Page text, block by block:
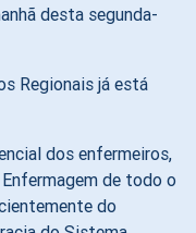
desta segunda-
dos enfermeiros,
de todo o
do